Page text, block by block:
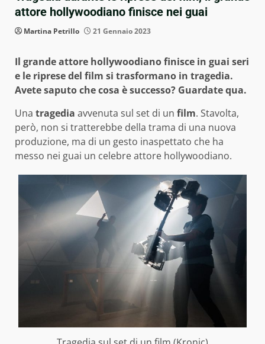
attore hollywoodiano finisce nei guai
Martina Petrillo 21 Gennaio 2023
Il grande attore hollywoodiano finisce in guai seri
e le riprese del film si trasformano in tragedia.
Avete saputo che cosa è successo? Guardate qua.
Una tragedia avvenuta sul set di un film. Stavolta,
però, non si tratterebbe della trama di una nuova
produzione, ma di un gesto inaspettato che ha
messo nei guai un celebre attore hollywoodiano.